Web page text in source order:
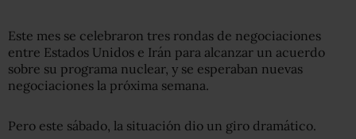
Este mes se celebraron tres rondas de negociaciones
entre Estados Unidos e Irán para alcanzar un acuerdo
sobre su programa nuclear, y se esperaban nuevas
negociaciones la próxima semana.
Pero este sábado, la situación dio un giro dramático.